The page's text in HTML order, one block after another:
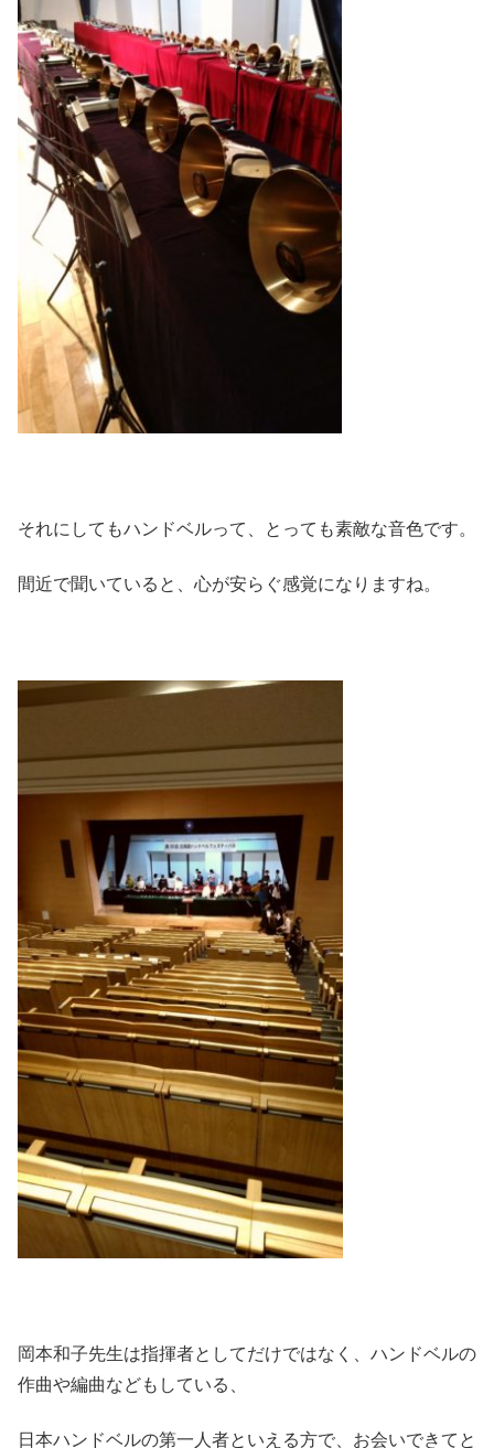
それにしてもハンドベルって、とっても素敵な音色です。
間近で聞いていると、心が安らぐ感覚になりますね。
岡本和子先生は指揮者としてだけではなく、ハンドベルの
作曲や編曲などもしている、
日本ハンドベルの第一人者といえる方で、お会いできてと